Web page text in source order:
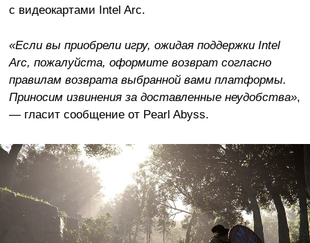
с видеокартами Intel Arc.
«Если вы приобрели игру, ожидая поддержки Intel
Arc, пожалуйста, оформите возврат согласно
правилам возврата выбранной вами платформы.
Приносим извинения за доставленные неудобства»,
— гласит сообщение от Pearl Abyss.